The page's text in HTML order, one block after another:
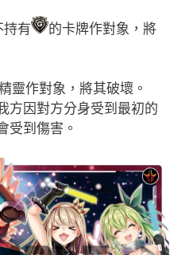
有
的卡牌作對象，將
作對象，將其破壞。
因對方分身受到最初的
受到傷害。